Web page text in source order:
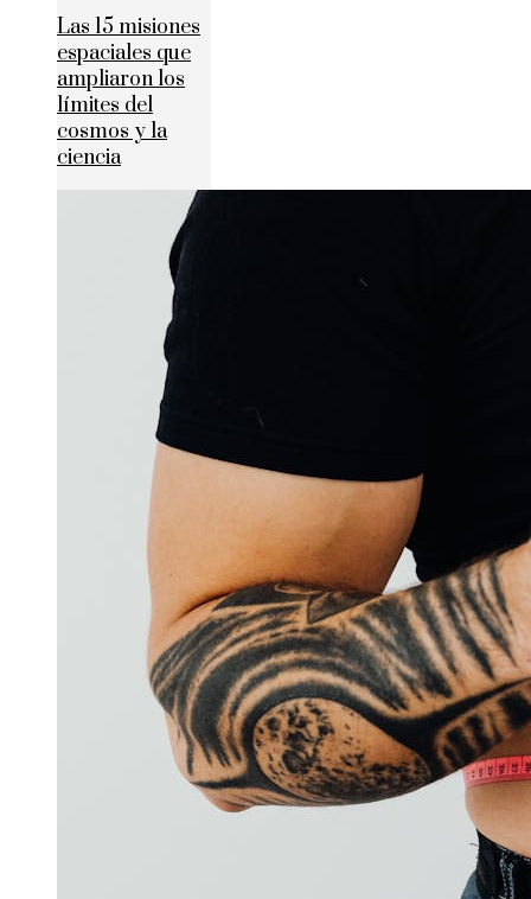
Las 15 misiones
espaciales que
ampliaron los
límites del
cosmos y la
ciencia